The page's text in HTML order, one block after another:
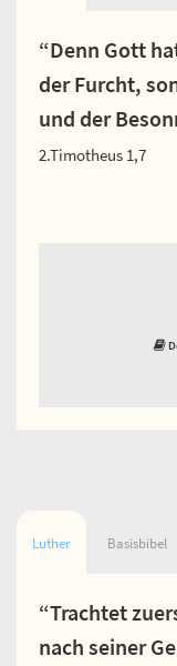
“Denn Gott
der Furcht,
und der
2.Timotheus 1,7
Luther Basisbibel
“Trachtet
nach seiner